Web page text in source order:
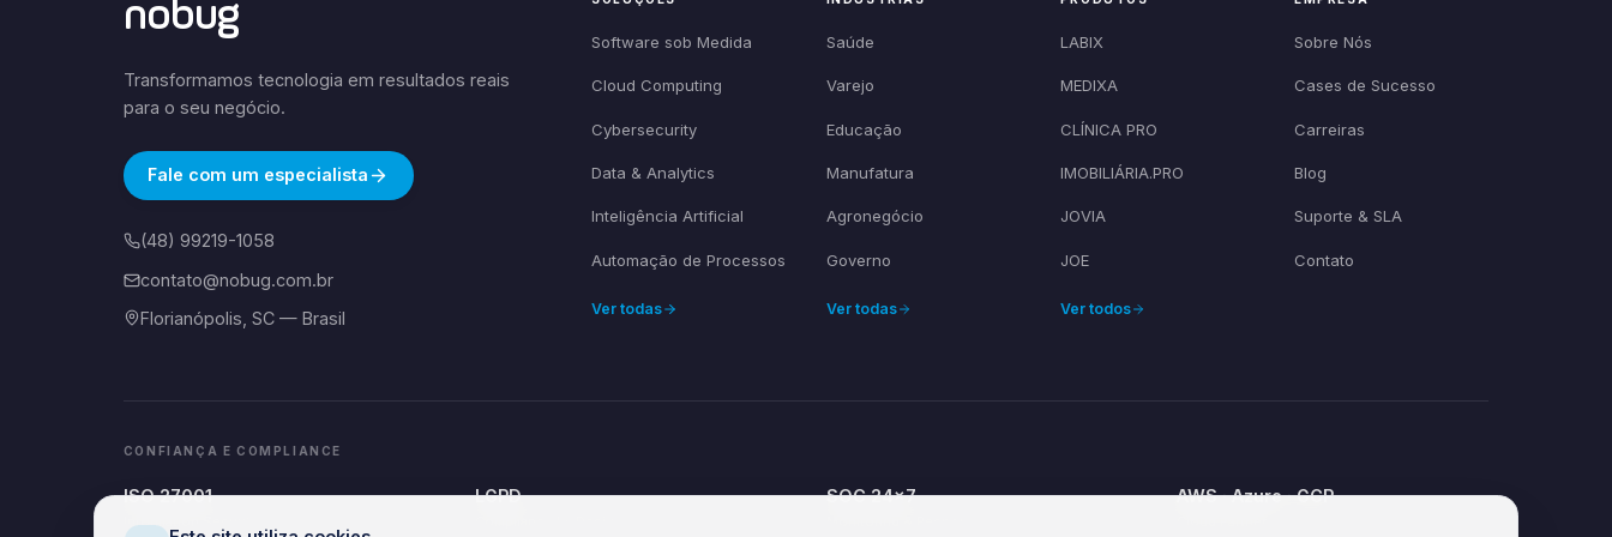
nobug
Transformamos tecnologia em resultados reais
para o seu negócio.
Fale com um especialista
(48) 99219-1058
contato@nobug.com.br
Florianópolis, SC — Brasil
Software sob Medida
Cloud Computing
Cybersecurity
Data & Analytics
Inteligência Artificial
Automação de Processos
Ver todas
Saúde
Varejo
Educação
Manufatura
Agronegócio
Governo
Ver todas
LABIX
MEDIXA
CLÍNICA PRO
IMOBILIÁRIA.PRO
JOVIA
JOE
Ver todos
Sobre Nós
Cases de Sucesso
Carreiras
Blog
Suporte & SLA
Contato
CONFIANÇA E COMPLIANCE
ISO 27001 LGPD SOC 24×7 AWS · Azure · GCP